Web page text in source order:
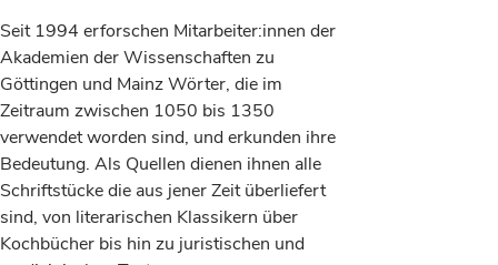
Seit 1994 erforschen Mitarbeiter:innen der
Akademien der Wissenschaften zu
Göttingen und Mainz Wörter, die im
Zeitraum zwischen 1050 bis 1350
verwendet worden sind, und erkunden ihre
Bedeutung. Als Quellen dienen ihnen alle
Schriftstücke die aus jener Zeit überliefert
sind, von literarischen Klassikern über
Kochbücher bis hin zu juristischen und